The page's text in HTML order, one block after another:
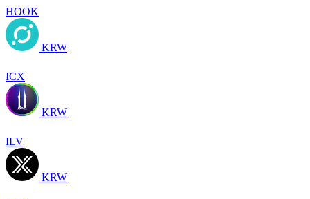
HOOK
KRW
ICX
KRW
ILV
KRW